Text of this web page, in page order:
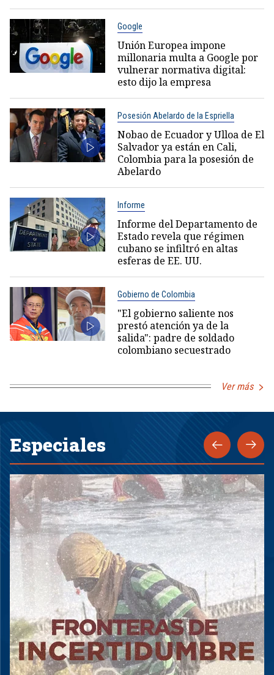
Google
Unión Europea impone
millonaria multa a Google por
vulnerar normativa digital:
esto dijo la empresa
Posesión Abelardo de la Espriella
Nobao de Ecuador y Ulloa de El
Salvador ya están en Cali,
Colombia para la posesión de
Abelardo
Informe
Informe del Departamento de
Estado revela que régimen
cubano se infiltró en altas
esferas de EE. UU.
Gobierno de Colombia
"El gobierno saliente nos
prestó atención ya de la
salida": padre de soldado
colombiano secuestrado
Ver más
Especiales